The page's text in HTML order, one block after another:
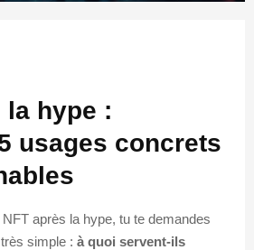
la hype :
usages concrets
après la hype, tu te demandes
simple : à quoi servent-ils